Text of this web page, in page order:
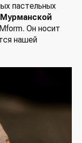
пастельных
Он носит
нашей